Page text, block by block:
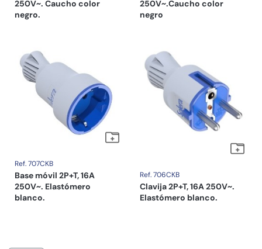
250V~. Caucho color
negro.
250V~.Caucho color
negro
Ref. 707CKB
Base móvil 2P+T, 16A
250V~. Elastómero
blanco.
Ref. 706CKB
Clavija 2P+T, 16A 250V~.
Elastómero blanco.